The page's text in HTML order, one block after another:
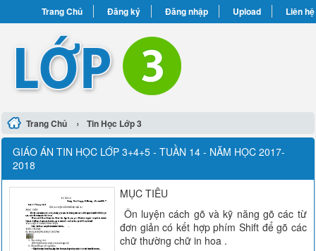
Trang Chủ Đăng ký Đăng nhập Upload Liên hệ
Trang Chủ › Tin Học Lớp 3
GIÁO ÁN TIN HỌC LỚP 3+4+5 - TUẦN 14 - NĂM HỌC 2017-
2018
MỤC TIÊU
Ôn luyện cách gõ và kỹ năng gõ các từ
đơn giản có kết hợp phím Shift để gõ các
chữ thường chữ in hoa .